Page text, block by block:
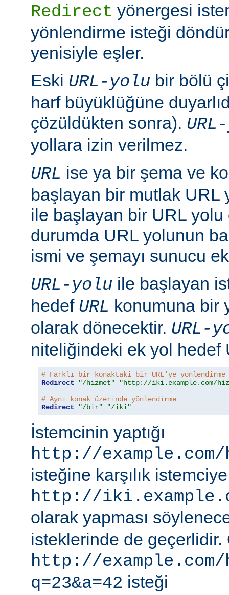
Redirect yönergesi
yönlendirme isteği
yenisiyle eşler.
Eski URL-yolu bir bölü
harf büyüklüğüne
çözüldükten sonra).
yollara izin verilmez.
URL ise ya bir şema ve
başlayan bir mutlak URL
ile başlayan bir URL
durumda URL yolunun
ismi ve şemayı sunucu
URL-yolu ile başlayan
hedef URL konumuna bir
olarak dönecektir. URL-
niteliğindeki ek yol hedef
# Farklı bir konaktaki bir URL'ye yönlendirme
Redirect
"/hizmet"
"http://iki.example.com/
# Aynı konak üzerinde yönlendirme
Redirect
"/bir" "/iki"
İstemcinin yaptığı
http://
isteğine karşılık
http://
olarak yapması
isteklerinde de geçerlidir.
http://
q=23&a=42 isteği